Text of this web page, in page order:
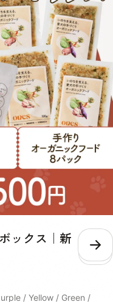
加）, 天然かつおの中骨パ
室戸海洋深層水（硬度0の
投薬飼育）, さつまいも
有機農産物）, 人参（有機
（天日乾燥のもの）, 本葛
無添加）, 水:室戸海洋深層
もも肉（無薬飼育）, 玄米
有機農産物）, 人参（有機
（天日乾燥のもの）, 小豆
粉（無添加）, 天然かつお
塩）, 水:室戸海洋深層水
ぶたもも肉（無薬飼育）,
物）, 大根（有機農産物）,
, 椎茸どんこ（天日乾燥の
パウダー（無添加）, 水:室
約3週間※当社の商品は無投
期限が短いことをご理解い
存し、その日のうちに食べ
徐々に慣れさせてからお使い
日～5日目まずはいつもの
うんちの様子を見ながら、
前に今までのドッグフード
つonesのオーガニックフー
の割合が2:1～3:1になるま
ックス｜新
こ
/ Yellow / Green /